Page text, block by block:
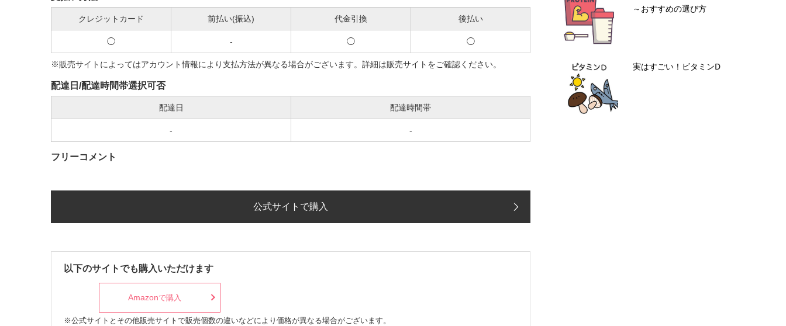
クレジットカード 前払い(振込) 代金引換 後払い
◯ - ◯ ◯
※販売サイトによってはアカウント情報により支払方法が異なる場合がございます。詳細は販売サイトをご確認ください。
配達日/配達時間帯選択可否
配達日 配達時間帯
- -
フリーコメント
公式サイトで購入
以下のサイトでも購入いただけます
Amazonで購入
※公式サイトとその他販売サイトで販売個数の違いなどにより価格が異なる場合がございます。
～おすすめの選び方
実はすごい！ビタミンD